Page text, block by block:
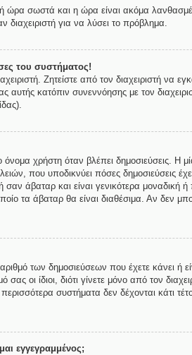
ώρα σωστά και η ώρα είναι ακόμα
διαχειριστή για να λύσει το πρόβλημα.
του συστήματος!
Ζητείστε από τον διαχειριστή να
κατόπιν συνεννόησης με τον
χρήστη όταν βλέπει δημοσιεύσεις. Η
που υποδικνύει πόσες δημοσιεύσεις
άβαταρ και είναι γενικότερα μοναδική
τα άβαταρ θα είναι διαθέσιμα. Αν δεν
των δημοσιεύσεων που έχετε κάνει ή
σας οι ίδιοι, διότι γίνετε μόνο από τον
συστήματα δεν δέχονται κάτι
εγγεγραμμένος;